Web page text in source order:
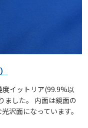
イットリア(99.9%以
ました。 内面は鏡面の
沢面になっています。